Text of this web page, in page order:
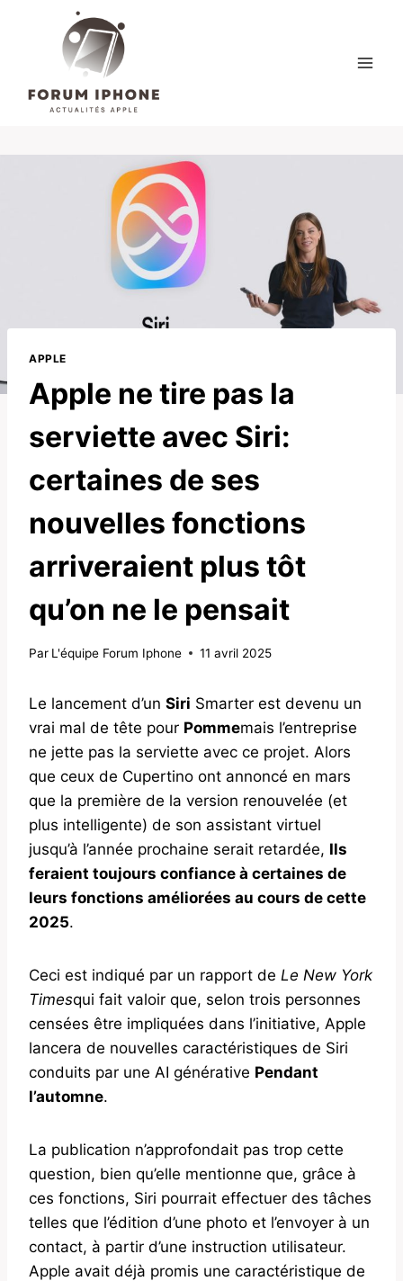
APPLE
Apple ne tire pas la
serviette avec Siri:
certaines de ses
nouvelles fonctions
arriveraient plus tôt
qu’on ne le pensait
Par L'équipe Forum Iphone 11 avril 2025
Le lancement d’un Siri Smarter est devenu un
vrai mal de tête pour Pommemais l’entreprise
ne jette pas la serviette avec ce projet. Alors
que ceux de Cupertino ont annoncé en mars
que la première de la version renouvelée (et
plus intelligente) de son assistant virtuel
jusqu’à l’année prochaine serait retardée, Ils
feraient toujours confiance à certaines de
leurs fonctions améliorées au cours de cette
2025.
Ceci est indiqué par un rapport de Le New York
Timesqui fait valoir que, selon trois personnes
censées être impliquées dans l’initiative, Apple
lancera de nouvelles caractéristiques de Siri
conduits par une AI générative Pendant
l’automne.
La publication n’approfondait pas trop cette
question, bien qu’elle mentionne que, grâce à
ces fonctions, Siri pourrait effectuer des tâches
telles que l’édition d’une photo et l’envoyer à un
contact, à partir d’une instruction utilisateur.
Apple avait déjà promis une caractéristique de